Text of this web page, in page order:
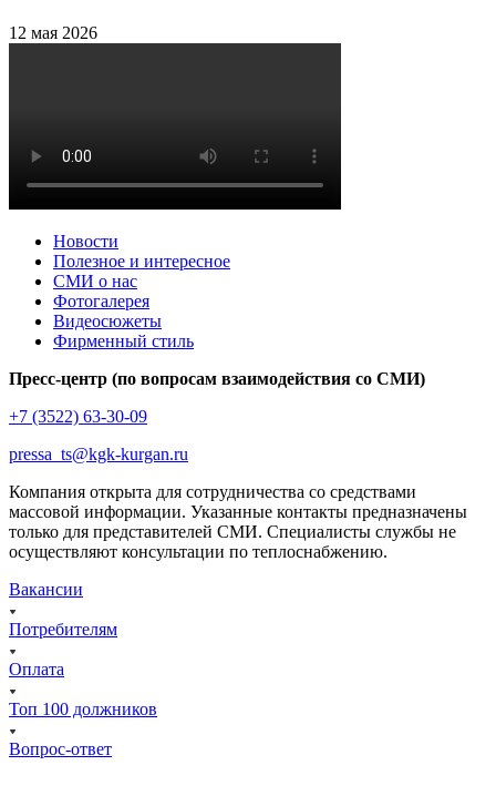
12 мая 2026
Новости
Полезное и интересное
СМИ о нас
Фотогалерея
Видеосюжеты
Фирменный стиль
Пресс-центр (по вопросам взаимодействия со СМИ)
+7 (3522) 63-30-09
pressa_ts@kgk-kurgan.ru
Компания открыта для сотрудничества со средствами
массовой информации. Указанные контакты предназначены
только для представителей СМИ. Специалисты службы не
осуществляют консультации по теплоснабжению.
Вакансии
Потребителям
Оплата
Топ 100 должников
Вопрос-ответ